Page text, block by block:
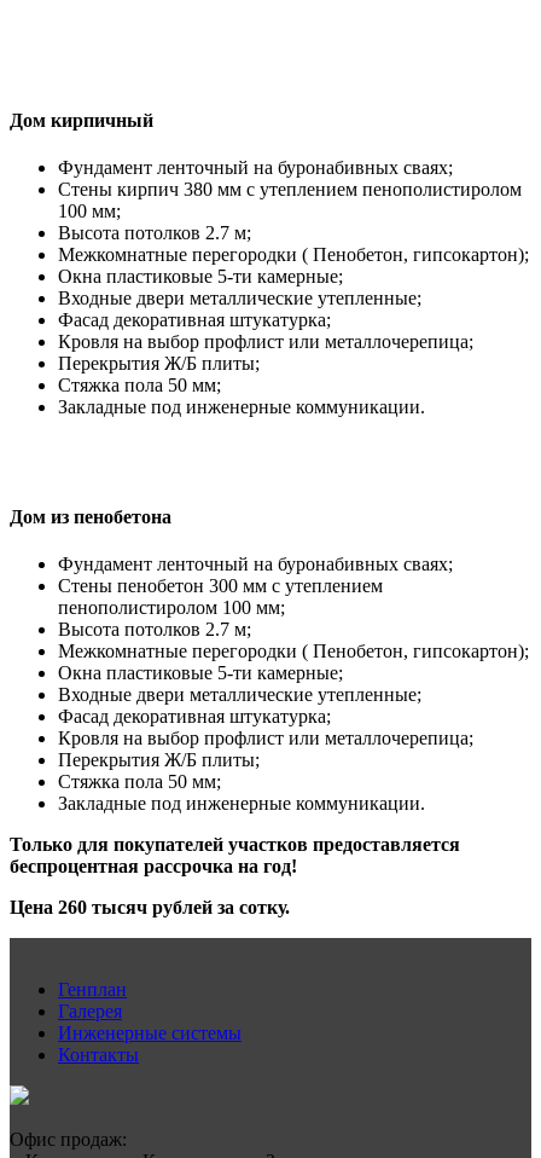
Дом кирпичный
Фундамент ленточный на буронабивных сваях;
Стены кирпич 380 мм с утеплением пенополистиролом
100 мм;
Высота потолков 2.7 м;
Межкомнатные перегородки ( Пенобетон, гипсокартон);
Окна пластиковые 5-ти камерные;
Входные двери металлические утепленные;
Фасад декоративная штукатурка;
Кровля на выбор профлист или металлочерепица;
Перекрытия Ж/Б плиты;
Стяжка пола 50 мм;
Закладные под инженерные коммуникации.
Дом из пенобетона
Фундамент ленточный на буронабивных сваях;
Стены пенобетон 300 мм с утеплением
пенополистиролом 100 мм;
Высота потолков 2.7 м;
Межкомнатные перегородки ( Пенобетон, гипсокартон);
Окна пластиковые 5-ти камерные;
Входные двери металлические утепленные;
Фасад декоративная штукатурка;
Кровля на выбор профлист или металлочерепица;
Перекрытия Ж/Б плиты;
Стяжка пола 50 мм;
Закладные под инженерные коммуникации.
Только для покупателей участков предоставляется
беспроцентная рассрочка на год!
Цена 260 тысяч рублей за сотку.
Генплан
Галерея
Инженерные системы
Контакты
Офис продаж: